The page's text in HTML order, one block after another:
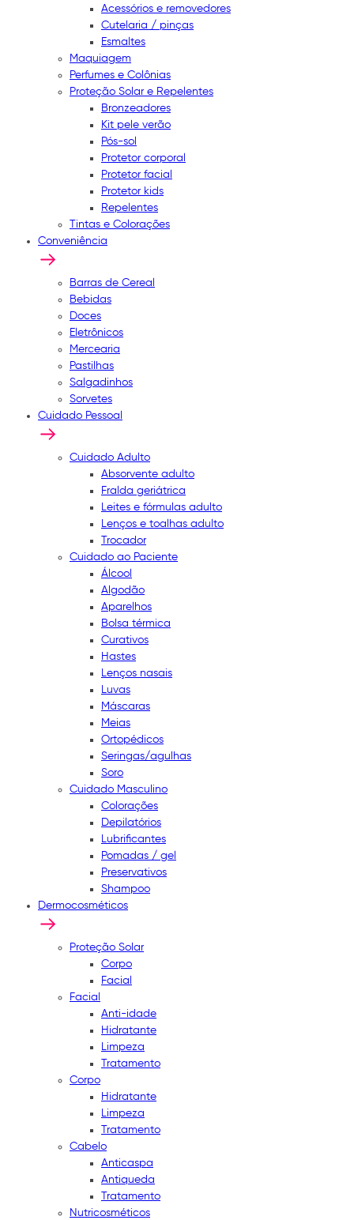
Acessórios e removedores
Cutelaria / pinças
Esmaltes
Maquiagem
Perfumes e Colônias
Proteção Solar e Repelentes
Bronzeadores
Kit pele verão
Pós-sol
Protetor corporal
Protetor facial
Protetor kids
Repelentes
Tintas e Colorações
Conveniência
Barras de Cereal
Bebidas
Doces
Eletrônicos
Mercearia
Pastilhas
Salgadinhos
Sorvetes
Cuidado Pessoal
Cuidado Adulto
Absorvente adulto
Fralda geriátrica
Leites e fórmulas adulto
Lenços e toalhas adulto
Trocador
Cuidado ao Paciente
Álcool
Algodão
Aparelhos
Bolsa térmica
Curativos
Hastes
Lenços nasais
Luvas
Máscaras
Meias
Ortopédicos
Seringas/agulhas
Soro
Cuidado Masculino
Colorações
Depilatórios
Lubrificantes
Pomadas / gel
Preservativos
Shampoo
Dermocosméticos
Proteção Solar
Corpo
Facial
Facial
Anti-idade
Hidratante
Limpeza
Tratamento
Corpo
Hidratante
Limpeza
Tratamento
Cabelo
Anticaspa
Antiqueda
Tratamento
Nutricosméticos